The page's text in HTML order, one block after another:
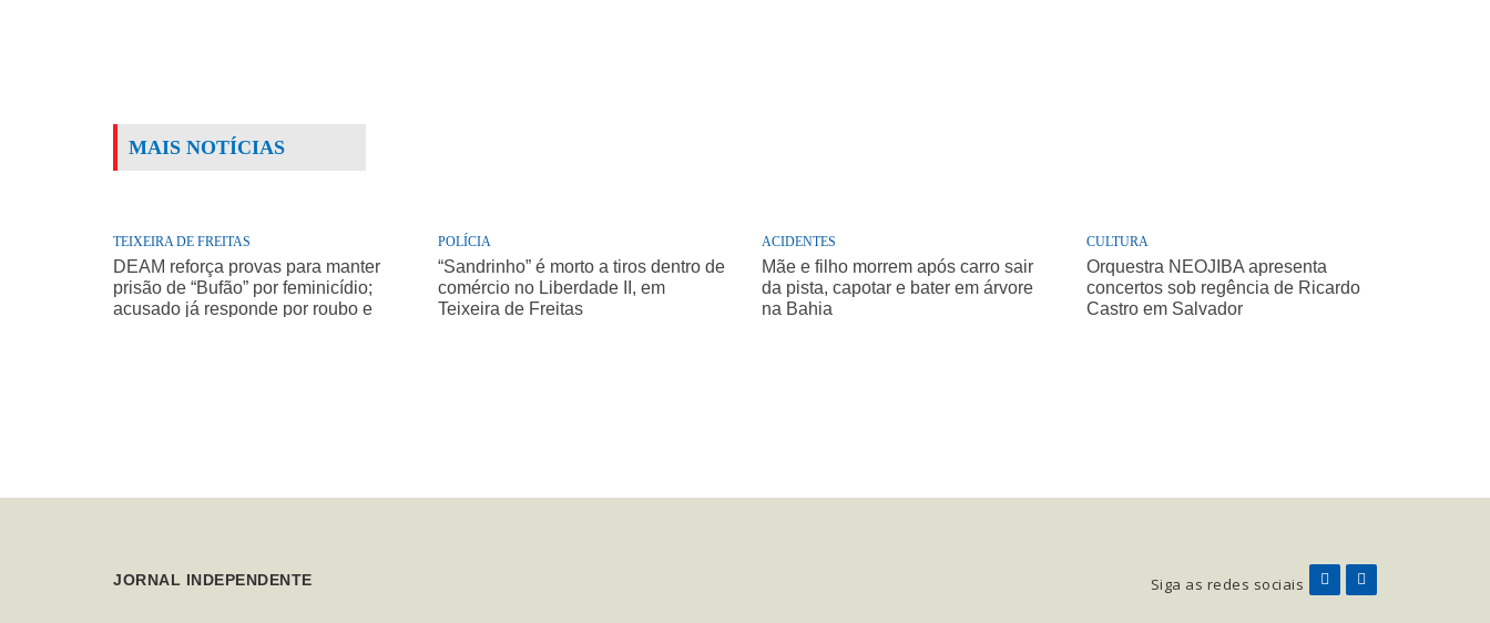
MAIS NOTÍCIAS
TEIXEIRA DE FREITAS
DEAM reforça provas para manter
prisão de “Bufão” por feminicídio;
acusado já responde por roubo e
POLÍCIA
“Sandrinho” é morto a tiros dentro de
comércio no Liberdade II, em
Teixeira de Freitas
ACIDENTES
Mãe e filho morrem após carro sair
da pista, capotar e bater em árvore
na Bahia
CULTURA
Orquestra NEOJIBA apresenta
concertos sob regência de Ricardo
Castro em Salvador
JORNAL INDEPENDENTE Siga as redes sociais